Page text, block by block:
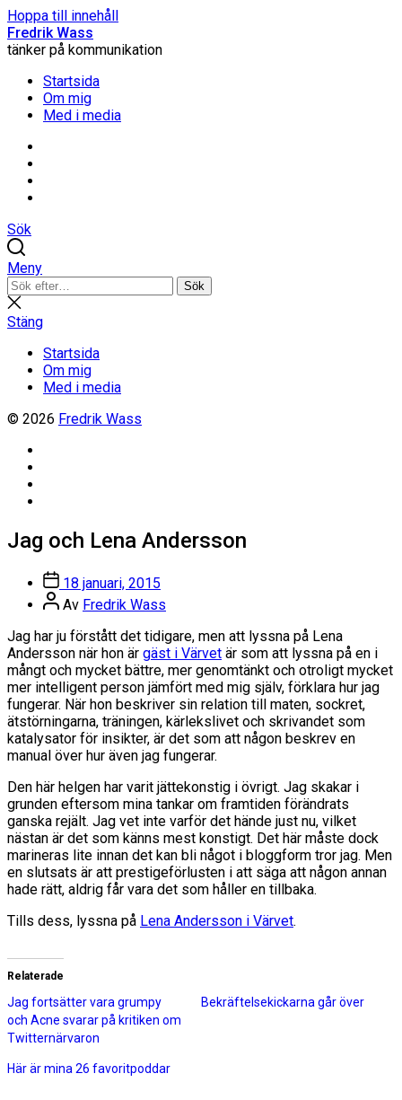
Hoppa till innehåll
Fredrik Wass
tänker på kommunikation
Startsida
Om mig
Med i media
Sök
Meny
Sök
efter:
Sök
Stäng
sökning
Stäng
Startsida
Om mig
Med i media
© 2026 Fredrik Wass
Jag och Lena Andersson
Inläggsdatum
18 januari, 2015
Inläggsförfattare
Av Fredrik Wass
Jag har ju förstått det tidigare, men att lyssna på Lena
Andersson när hon är gäst i Värvet är som att lyssna på en i
mångt och mycket bättre, mer genomtänkt och otroligt mycket
mer intelligent person jämfört med mig själv, förklara hur jag
fungerar. När hon beskriver sin relation till maten, sockret,
ätstörningarna, träningen, kärlekslivet och skrivandet som
katalysator för insikter, är det som att någon beskrev en
manual över hur även jag fungerar.
Den här helgen har varit jättekonstig i övrigt. Jag skakar i
grunden eftersom mina tankar om framtiden förändrats
ganska rejält. Jag vet inte varför det hände just nu, vilket
nästan är det som känns mest konstigt. Det här måste dock
marineras lite innan det kan bli något i bloggform tror jag. Men
en slutsats är att prestigeförlusten i att säga att någon annan
hade rätt, aldrig får vara det som håller en tillbaka.
Tills dess, lyssna på Lena Andersson i Värvet.
Relaterade
Jag fortsätter vara grumpy
och Acne svarar på kritiken om
Twitternärvaron
Bekräftelsekickarna går över
Här är mina 26 favoritpoddar